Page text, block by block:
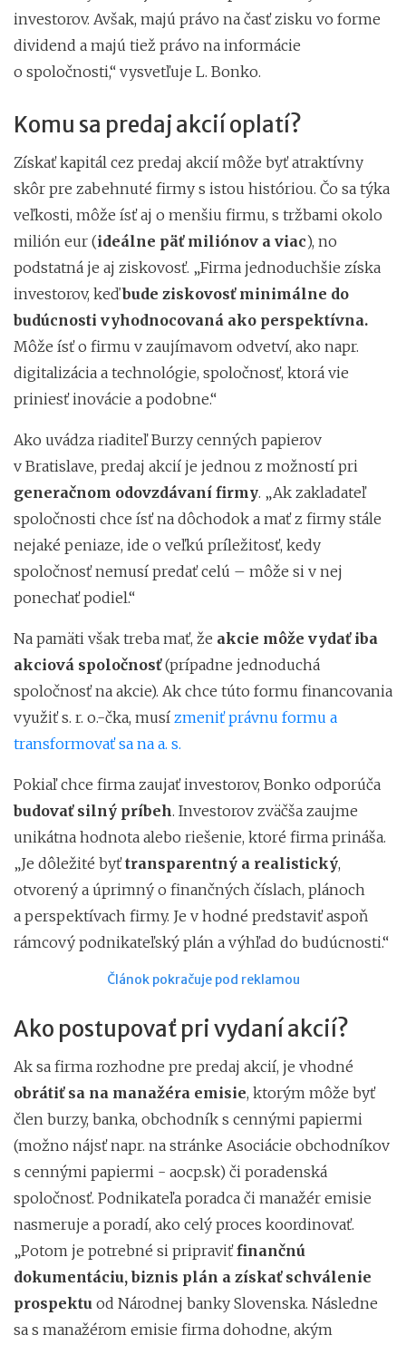
investorov. Avšak, majú právo na časť zisku vo forme
dividend a majú tiež právo na informácie
o spoločnosti,“ vysvetľuje L. Bonko.
Komu sa predaj akcií oplatí?
Získať kapitál cez predaj akcií môže byť atraktívny
skôr pre zabehnuté firmy s istou históriou. Čo sa týka
veľkosti, môže ísť aj o menšiu firmu, s tržbami okolo
milión eur (ideálne päť miliónov a viac), no
podstatná je aj ziskovosť. „Firma jednoduchšie získa
investorov, keďbude ziskovosť minimálne do
budúcnosti vyhodnocovaná ako perspektívna.
Môže ísť o firmu v zaujímavom odvetví, ako napr.
digitalizácia a technológie, spoločnosť, ktorá vie
priniesť inovácie a podobne.“
Ako uvádza riaditeľ Burzy cenných papierov
v Bratislave, predaj akcií je jednou z možností pri
generačnom odovzdávaní firmy. „Ak zakladateľ
spoločnosti chce ísť na dôchodok a mať z firmy stále
nejaké peniaze, ide o veľkú príležitosť, kedy
spoločnosť nemusí predať celú – môže si v nej
ponechať podiel.“
Na pamäti však treba mať, že akcie môže vydať iba
akciová spoločnosť(prípadne jednoduchá
spoločnosť na akcie). Ak chce túto formu financovania
využiť s. r. o.-čka, musí zmeniť právnu formu a
transformovať sa na a. s.
Pokiaľ chce firma zaujať investorov, Bonko odporúča
budovať silný príbeh. Investorov zväčša zaujme
unikátna hodnota alebo riešenie, ktoré firma prináša.
„Je dôležité byťtransparentný a realistický,
otvorený a úprimný o finančných číslach, plánoch
a perspektívach firmy. Je v hodné predstaviť aspoň
rámcový podnikateľský plán a výhľad do budúcnosti.“
Článok pokračuje pod reklamou
Ako postupovať pri vydaní akcií?
Ak sa firma rozhodne pre predaj akcií, je vhodné
obrátiť sa na manažéra emisie, ktorým môže byť
člen burzy, banka, obchodník s cennými papiermi
(možno nájsť napr. na stránke Asociácie obchodníkov
s cennými papiermi - aocp.sk) či poradenská
spoločnosť. Podnikateľa poradca či manažér emisie
nasmeruje a poradí, ako celý proces koordinovať.
„Potom je potrebné si pripraviťfinančnú
dokumentáciu, biznis plán a získať schválenie
prospektu od Národnej banky Slovenska. Následne
sa s manažérom emisie firma dohodne, akým